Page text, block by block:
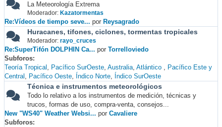
La Meteorología Extrema
Moderador: Kazatormentas
Re:Vídeos de tiempo seve... por Reysagrado
Huracanes, tifones, ciclones, tormentas tropicales
Moderador: rayo_cruces
Re:SuperTifón DOLPHIN Ca... por Torrelloviedo
Subforos
Teoría Tropical
Pacífico SurOeste Australia Atlántico
Pacífico Este y
Central
Pacífico Oeste Índico Norte Índico SurOeste
Técnica e instrumentos meteorológicos
Todo lo relativo a los instrumentos de medición, técnicas y
trucos, formas de uso, compra-venta, consejos...
New "WS40" Weather Websi... por Cavaliere
Subforos